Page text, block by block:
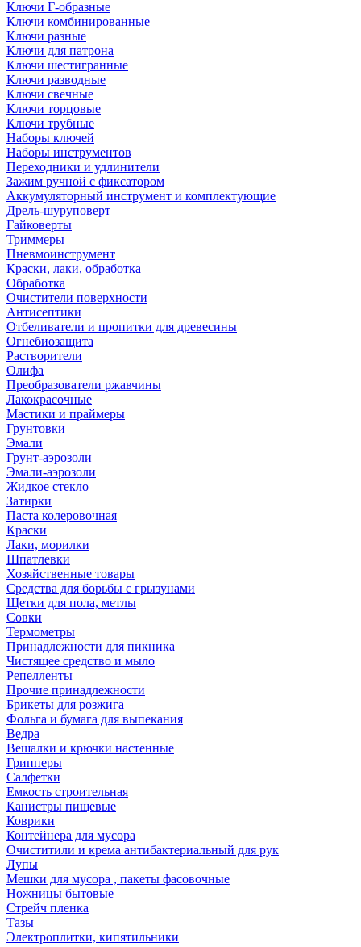
Ключи Г-образные
Ключи комбинированные
Ключи разные
Ключи для патрона
Ключи шестигранные
Ключи разводные
Ключи свечные
Ключи торцовые
Ключи трубные
Наборы ключей
Наборы инструментов
Переходники и удлинители
Зажим ручной с фиксатором
Аккумуляторный инструмент и комплектующие
Дрель-шуруповерт
Гайковерты
Триммеры
Пневмоинструмент
Краски, лаки, обработка
Обработка
Очистители поверхности
Антисептики
Отбеливатели и пропитки для древесины
Огнебиозащита
Растворители
Олифа
Преобразователи ржавчины
Лакокрасочные
Мастики и праймеры
Грунтовки
Эмали
Грунт-аэрозоли
Эмали-аэрозоли
Жидкое стекло
Затирки
Паста колеровочная
Краски
Лаки, морилки
Шпатлевки
Хозяйственные товары
Средства для борьбы с грызунами
Щетки для пола, метлы
Совки
Термометры
Принадлежности для пикника
Чистящее средство и мыло
Репелленты
Прочие принадлежности
Брикеты для розжига
Фольга и бумага для выпекания
Ведра
Вешалки и крючки настенные
Грипперы
Салфетки
Емкость строительная
Канистры пищевые
Коврики
Контейнера для мусора
Очиститили и крема антибактериальный для рук
Лупы
Мешки для мусора , пакеты фасовочные
Ножницы бытовые
Стрейч пленка
Тазы
Электроплитки, кипятильники